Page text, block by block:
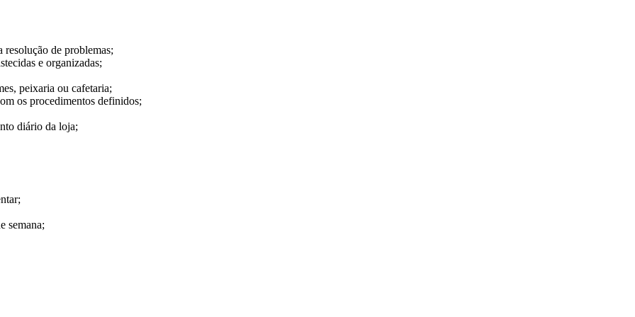
resolução de problemas;
e organizadas;
peixaria ou cafetaria;
os procedimentos definidos;
diário da loja;
semana;